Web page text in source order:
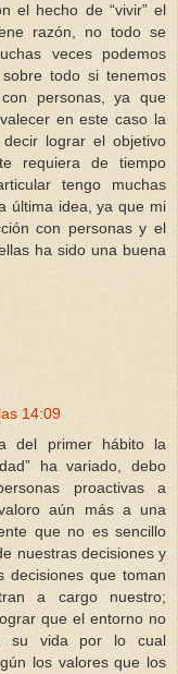
el hecho de “vivir” el
razón, no todo se
veces podemos
todo si tenemos
personas, ya que
en este caso la
lograr el objetivo
requiera de tiempo
tengo muchas
última idea, ya que mi
con personas y el
ha sido una buena
14:09
del primer hábito la
ha variado, debo
proactivas a
aún más a una
que no es sencillo
nuestras decisiones y
decisiones que toman
a cargo nuestro;
que el entorno no
su vida por lo cual
los valores que los